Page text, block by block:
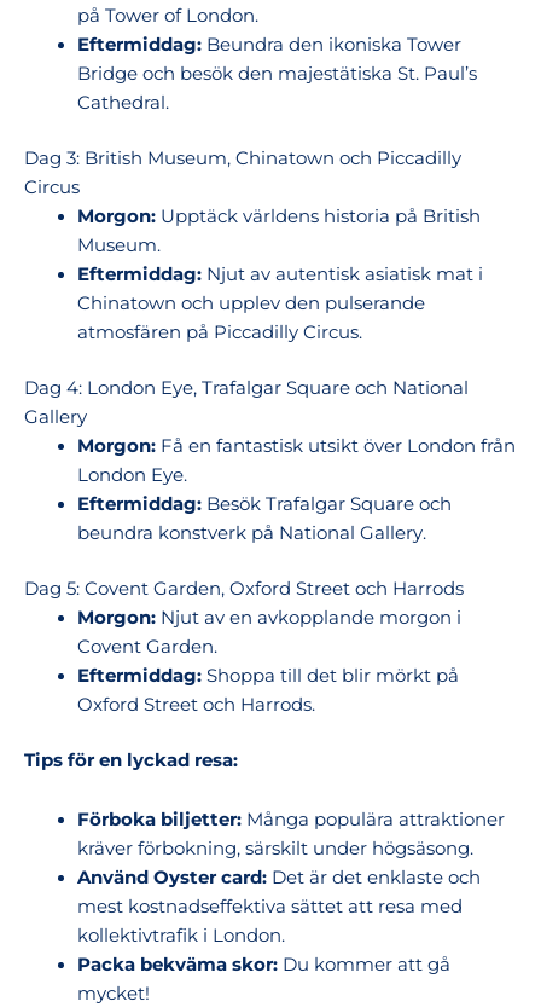
på Tower of London.
Eftermiddag:Beundra den ikoniska Tower
Bridge och besök den majestätiska St. Paul’s
Cathedral.
Dag 3: British Museum, Chinatown och Piccadilly
Circus
Morgon:Upptäck världens historia på British
Museum.
Eftermiddag:Njut av autentisk asiatisk mat i
Chinatown och upplev den pulserande
atmosfären på Piccadilly Circus.
Dag 4: London Eye, Trafalgar Square och National
Gallery
Morgon:Få en fantastisk utsikt över London från
London Eye.
Eftermiddag:Besök Trafalgar Square och
beundra konstverk på National Gallery.
Dag 5: Covent Garden, Oxford Street och Harrods
Morgon:Njut av en avkopplande morgon i
Covent Garden.
Eftermiddag:Shoppa till det blir mörkt på
Oxford Street och Harrods.
Tips för en lyckad resa:
Förboka biljetter:Många populära attraktioner
kräver förbokning, särskilt under högsäsong.
Använd Oyster card:Det är det enklaste och
mest kostnadseffektiva sättet att resa med
kollektivtrafik i London.
Packa bekväma skor:Du kommer att gå
mycket!